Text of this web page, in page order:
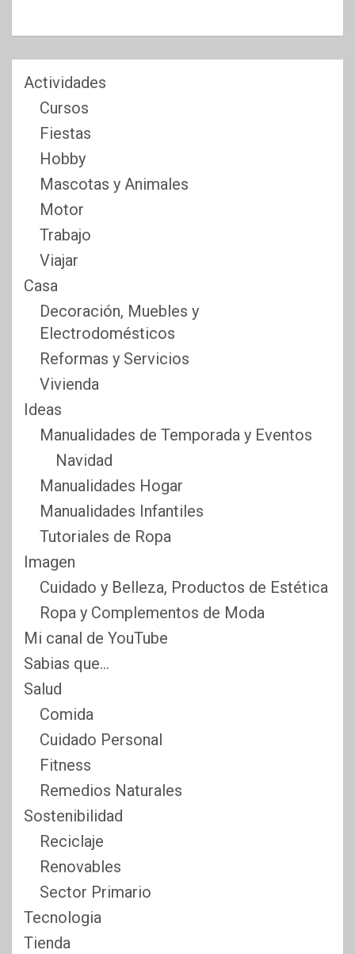
Actividades
Cursos
Fiestas
Hobby
Mascotas y Animales
Motor
Trabajo
Viajar
Casa
Decoración, Muebles y
Electrodomésticos
Reformas y Servicios
Vivienda
Ideas
Manualidades de Temporada y Eventos
Navidad
Manualidades Hogar
Manualidades Infantiles
Tutoriales de Ropa
Imagen
Cuidado y Belleza, Productos de Estética
Ropa y Complementos de Moda
Mi canal de YouTube
Sabias que…
Salud
Comida
Cuidado Personal
Fitness
Remedios Naturales
Sostenibilidad
Reciclaje
Renovables
Sector Primario
Tecnologia
Tienda